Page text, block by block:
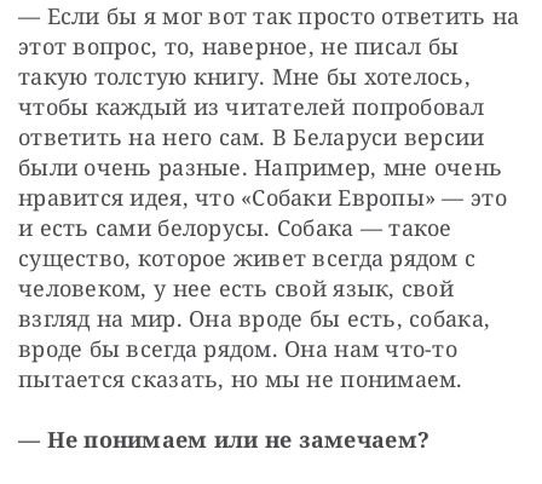
— Если бы я мог вот так просто ответить на
этот вопрос, то, наверное, не писал бы
такую толстую книгу. Мне бы хотелось,
чтобы каждый из читателей попробовал
ответить на него сам. В Беларуси версии
были очень разные. Например, мне очень
нравится идея, что «Собаки Европы» — ​это
и есть сами белорусы. Собака — ​такое
существо, которое живет всегда рядом с
человеком, у нее есть свой язык, свой
взгляд на мир. Она вроде бы есть, собака,
вроде бы всегда рядом. Она нам что-то
пытается сказать, но мы не понимаем.
— Не понимаем или не замечаем?